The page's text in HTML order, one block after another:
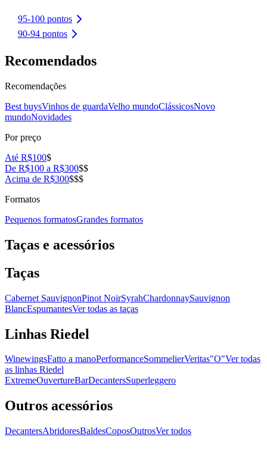
95-100 pontos
90-94 pontos
Recomendados
Recomendações
Best buysVinhos de guardaVelho mundoClássicosNovo
mundoNovidades
Por preço
Até R$100$
De R$100 a R$300$$
Acima de R$300$$$
Formatos
Pequenos formatosGrandes formatos
Taças e acessórios
Taças
Cabernet SauvignonPinot NoirSyrahChardonnaySauvignon
BlancEspumantesVer todas as taças
Linhas Riedel
WinewingsFatto a manoPerformanceSommelierVeritas"O"Ver todas
as linhas Riedel
ExtremeOuvertureBarDecantersSuperleggero
Outros acessórios
DecantersAbridoresBaldesCoposOutrosVer todos